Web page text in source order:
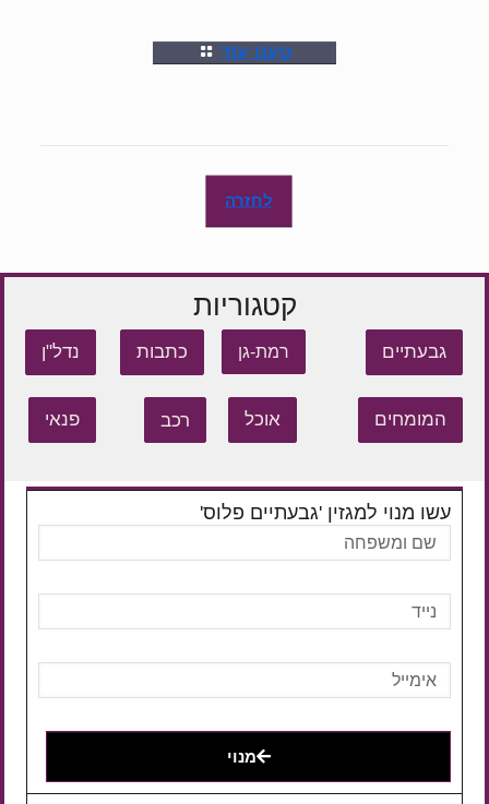
טענו עוד
לחזרה
קטגוריות
גבעתיים רמת-גן כתבות נדל"ן
המומחים אוכל רכב פנאי
עשו מנוי למגזין 'גבעתיים פלוס'
מנוי